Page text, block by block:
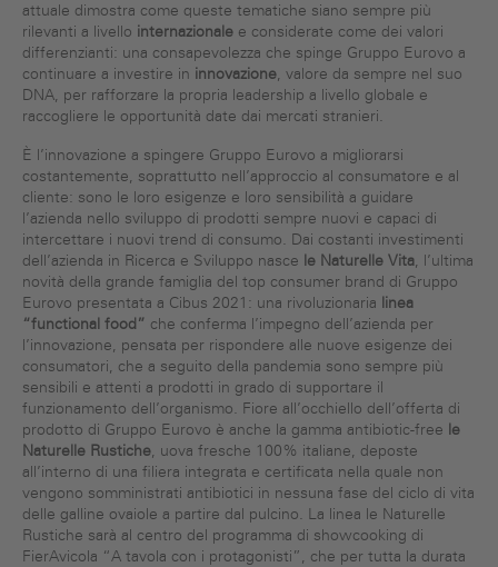
attuale dimostra come queste tematiche siano sempre più
rilevanti a livello internazionale e considerate come dei valori
differenzianti: una consapevolezza che spinge Gruppo Eurovo a
continuare a investire in innovazione, valore da sempre nel suo
DNA, per rafforzare la propria leadership a livello globale e
raccogliere le opportunità date dai mercati stranieri.
È l’innovazione a spingere Gruppo Eurovo a migliorarsi
costantemente, soprattutto nell’approccio al consumatore e al
cliente: sono le loro esigenze e loro sensibilità a guidare
l’azienda nello sviluppo di prodotti sempre nuovi e capaci di
intercettare i nuovi trend di consumo. Dai costanti investimenti
dell’azienda in Ricerca e Sviluppo nasce le Naturelle Vita, l’ultima
novità della grande famiglia del top consumer brand di Gruppo
Eurovo presentata a Cibus 2021: una rivoluzionaria linea
“functional food” che conferma l’impegno dell’azienda per
l’innovazione, pensata per rispondere alle nuove esigenze dei
consumatori, che a seguito della pandemia sono sempre più
sensibili e attenti a prodotti in grado di supportare il
funzionamento dell’organismo. Fiore all’occhiello dell’offerta di
prodotto di Gruppo Eurovo è anche la gamma antibiotic-free le
Naturelle Rustiche, uova fresche 100% italiane, deposte
all’interno di una filiera integrata e certificata nella quale non
vengono somministrati antibiotici in nessuna fase del ciclo di vita
delle galline ovaiole a partire dal pulcino. La linea le Naturelle
Rustiche sarà al centro del programma di showcooking di
FierAvicola “A tavola con i protagonisti”, che per tutta la durata